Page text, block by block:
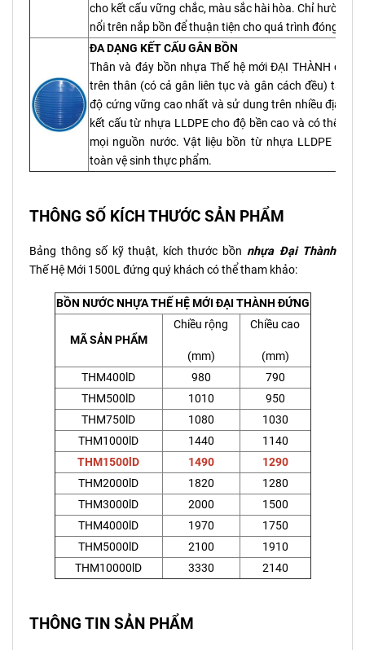
cho kết cấu vững chắc, màu sắc hài hòa. Chỉ hường
nổi trên nắp bồn để thuận tiện cho quá trình đóng và
ĐA DẠNG KẾT CẤU GÂN BỒN
Thân và đáy bồn nhựa Thế hệ mới ĐẠI THÀNH có
trên thân (có cả gân liên tục và gân cách đều) tạo
độ cứng vững cao nhất và sử dung trên nhiều địa
kết cấu từ nhựa LLDPE cho độ bền cao và có thể sử
mọi nguồn nước. Vật liệu bồn từ nhựa LLDPE đạt
toàn vệ sinh thực phẩm.
THÔNG SỐ KÍCH THƯỚC SẢN PHẨM
Bảng thông số kỹ thuật, kích thước bồn nhựaĐại Thành
Thế Hệ Mới 1500L đứng quý khách có thể tham khảo:
BỒN NƯỚC NHỰA THẾ HỆ MỚI ĐẠI THÀNH ĐỨNG
MÃ SẢN PHẨM
Chiều rộng
(mm)
Chiều cao
(mm)
THM400lD
980
790
THM500lD
1010
950
THM750lD
1080
1030
THM1000lD
1440
1140
THM1500lD
1490
1290
THM2000lD
1820
1280
THM3000lD
2000
1500
THM4000lD
1970
1750
THM5000lD
2100
1910
THM10000lD
3330 2140
THÔNG TIN SẢN PHẨM